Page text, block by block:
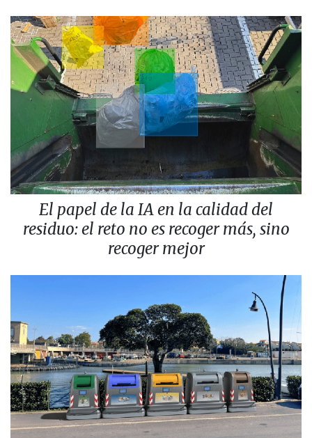
El papel de la IA en la calidad del
residuo: el reto no es recoger más, sino
recoger mejor